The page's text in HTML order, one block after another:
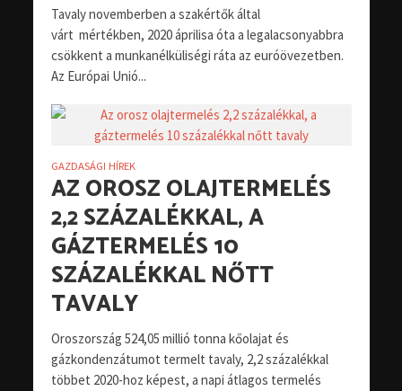
Tavaly novemberben a szakértők által
várt mértékben, 2020 áprilisa óta a legalacsonyabbra
csökkent a munkanélküliségi ráta az euróövezetben.
Az Európai Unió...
GAZDASÁGI HÍREK
AZ OROSZ OLAJTERMELÉS
2,2 SZÁZALÉKKAL, A
GÁZTERMELÉS 10
SZÁZALÉKKAL NŐTT
TAVALY
Oroszország 524,05 millió tonna kőolajat és
gázkondenzátumot termelt tavaly, 2,2 százalékkal
többet 2020-hoz képest, a napi átlagos termelés